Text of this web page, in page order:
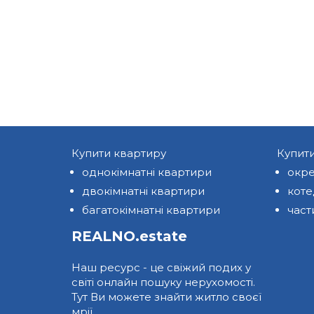
Купити квартиру
однокімнатні квартири
двокімнатні квартири
багатокімнатні квартири
REALNO.estate
Наш ресурс - це свіжий подих у
світі онлайн пошуку нерухомості.
Тут Ви можете знайти житло своєї